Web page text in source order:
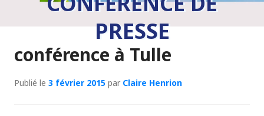
PRESSE
conférence à Tulle
Publié le 3 février 2015 par Claire Henrion